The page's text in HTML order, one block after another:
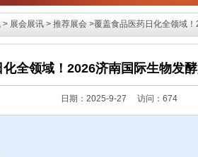
展讯 > 推荐展会 >覆盖食品医药日化全领域！
全领域！2026济南国际生物发
日期： 2025-9-27 访问：674